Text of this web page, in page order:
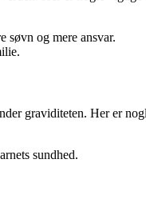
søvn og mere ansvar.
graviditeten. Her er
sundhed.